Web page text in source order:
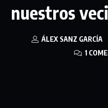
nuestros
ÁLEX SANZ GARCÍA
1